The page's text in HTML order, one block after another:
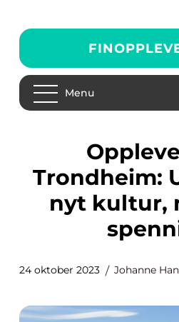
Menu
Opplevelser i
Trondheim:
nyt kultur,
24 oktober 2023 Johanne